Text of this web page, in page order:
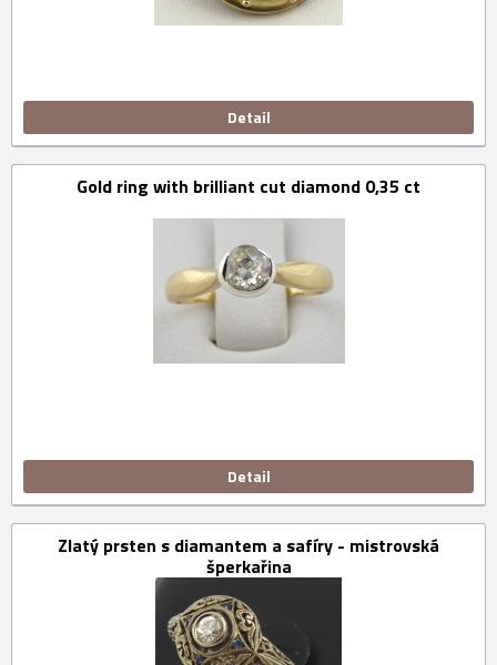
Detail
Gold ring with brilliant cut diamond 0,35 ct
Detail
Zlatý prsten s diamantem a safíry - mistrovská
šperkařina